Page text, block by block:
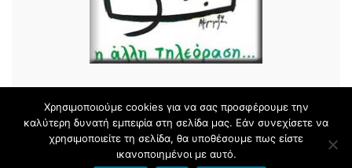
© 2026 8ο ΔΗΜΟΤΙΚΟ ΣΧΟΛΕΙΟ ΕΛΕΥΘΕΡΙΟΥ ΚΟΡΔΕΛΙΟΥ.
Θέμα Graphene.
Χρησιμοποιούμε cookies για να σας προσφέρουμε την
καλύτερη δυνατή εμπειρία στη σελίδα μας. Εάν συνεχίσετε να
χρησιμοποιείτε τη σελίδα, θα υποθέσουμε πως είστε
ικανοποιημένοι με αυτό.